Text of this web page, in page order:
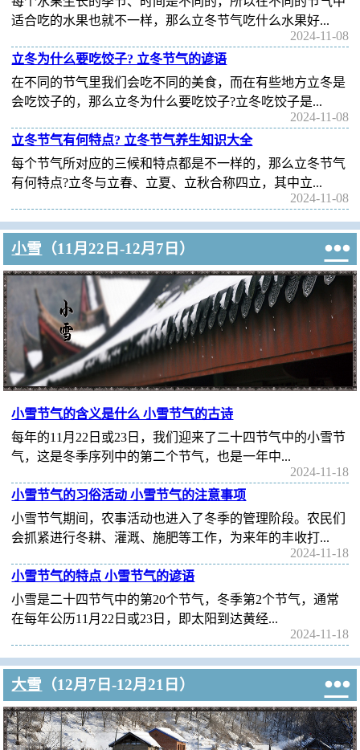
适合吃的水果也就不一样，那么立冬节气吃什么水果好...
2024-11-08
立冬为什么要吃饺子? 立冬节气的谚语
在不同的节气里我们会吃不同的美食，而在有些地方立冬是
会吃饺子的，那么立冬为什么要吃饺子?立冬吃饺子是...
2024-11-08
立冬节气有何特点? 立冬节气养生知识大全
每个节气所对应的三候和特点都是不一样的，那么立冬节气
有何特点?立冬与立春、立夏、立秋合称四立，其中立...
2024-11-08
小雪 （11月22日-12月7日） 
小雪节气的含义是什么 小雪节气的古诗
每年的11月22日或23日，我们迎来了二十四节气中的小雪节
气，这是冬季序列中的第二个节气，也是一年中...
2024-11-18
小雪节气的习俗活动 小雪节气的注意事项
小雪节气期间，农事活动也进入了冬季的管理阶段。农民们
会抓紧进行冬耕、灌溉、施肥等工作，为来年的丰收打...
2024-11-18
小雪节气的特点 小雪节气的谚语
小雪是二十四节气中的第20个节气，冬季第2个节气，通常
在每年公历11月22日或23日，即太阳到达黄经...
2024-11-18
大雪 （12月7日-12月21日） 